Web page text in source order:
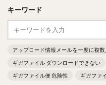
キーワード
アップロード情報メールを一度に複数
ギガファイル ダウンロードできない
ギガファイル便 危険性
ギガファ